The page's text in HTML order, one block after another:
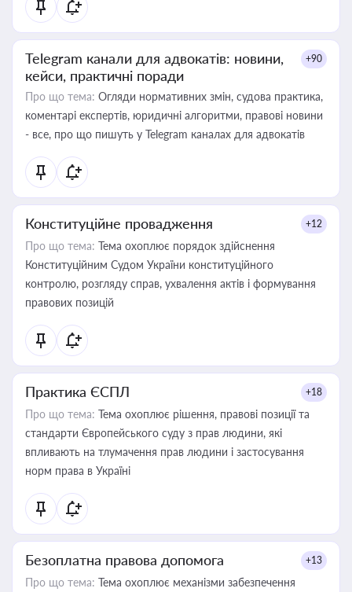
Telegram канали для адвокатів: новини,
кейси, практичні поради
+90
Про що тема: Огляди нормативних змін, судова практика,
коментарі експертів, юридичні алгоритми, правові новини
- все, про що пишуть у Telegram каналах для адвокатів
Конституційне провадження +12
Про що тема: Тема охоплює порядок здійснення
Конституційним Судом України конституційного
контролю, розгляду справ, ухвалення актів і формування
правових позицій
Практика ЄСПЛ +18
Про що тема: Тема охоплює рішення, правові позиції та
стандарти Європейського суду з прав людини, які
впливають на тлумачення прав людини і застосування
норм права в Україні
Безоплатна правова допомога +13
Про що тема: Тема охоплює механізми забезпечення